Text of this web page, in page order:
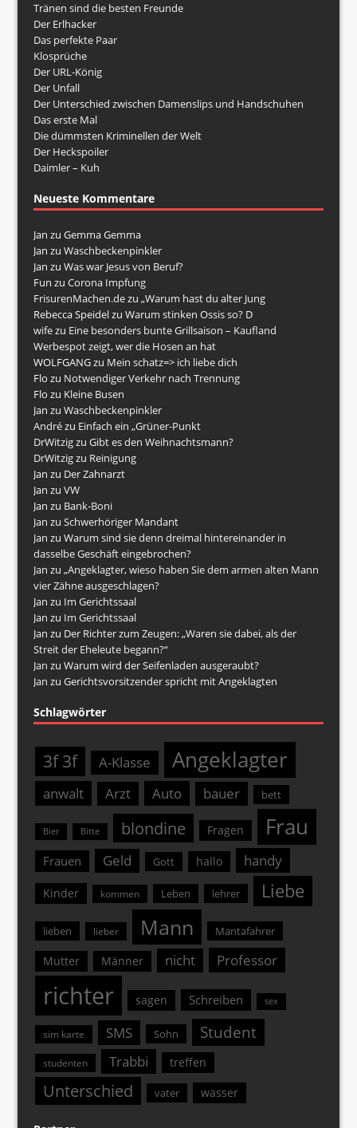
Tränen sind die besten Freunde
Der Erlhacker
Das perfekte Paar
Klosprüche
Der URL-König
Der Unfall
Der Unterschied zwischen Damenslips und Handschuhen
Das erste Mal
Die dümmsten Kriminellen der Welt
Der Heckspoiler
Daimler – Kuh
Neueste Kommentare
Jan zuGemma Gemma
Jan zuWaschbeckenpinkler
Jan zuWas war Jesus von Beruf?
Fun zuCorona Impfung
FrisurenMachen.dezu„Warum hast du alter Jung
Rebecca SpeidelzuWarum stinken Ossis so? D
wifezu Eine besonders bunte Grillsaison – Kaufland
Werbespot zeigt, wer die Hosen an hat
WOLFGANGzu Mein schatz=> ich liebe dich
Flo zu Notwendiger Verkehr nach Trennung
Flo zu Kleine Busen
Jan zuWaschbeckenpinkler
Andrézu Einfach ein „Grüner-Punkt
DrWitzigzuGibt es den Weihnachtsmann?
DrWitzigzu Reinigung
Jan zu Der Zahnarzt
Jan zuVW
Jan zu Bank-Boni
Jan zuSchwerhöriger Mandant
Jan zuWarum sind sie denn dreimal hintereinander in
dasselbe Geschäft eingebrochen?
Jan zu„Angeklagter, wieso haben Sie dem armen alten Mann
vier Zähne ausgeschlagen?
Jan zu Im Gerichtssaal
Jan zu Im Gerichtssaal
Jan zu Der Richter zum Zeugen: „Waren sie dabei, als der
Streit der Eheleute begann?“
Jan zuWarum wird der Seifenladen ausgeraubt?
Jan zuGerichtsvorsitzender spricht mit Angeklagten
Schlagwörter
3f 3f A-Klasse Angeklagter
anwalt Arzt Auto bauer bett
Bier Bitte blondine Fragen Frau
Frauen Geld Gott hallo handy
Kinder kommen Leben lehrer Liebe
lieben lieber Mann Mantafahrer
Mutter Männer nicht Professor
richter sagen Schreiben sex
sim karte SMS Sohn Student
studenten Trabbi treffen
Unterschied vater wasser